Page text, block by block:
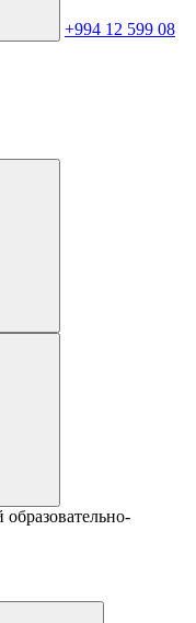
+994 12 599 08